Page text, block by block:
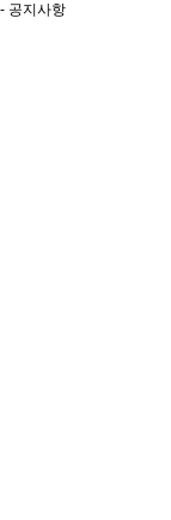
- 공지사항